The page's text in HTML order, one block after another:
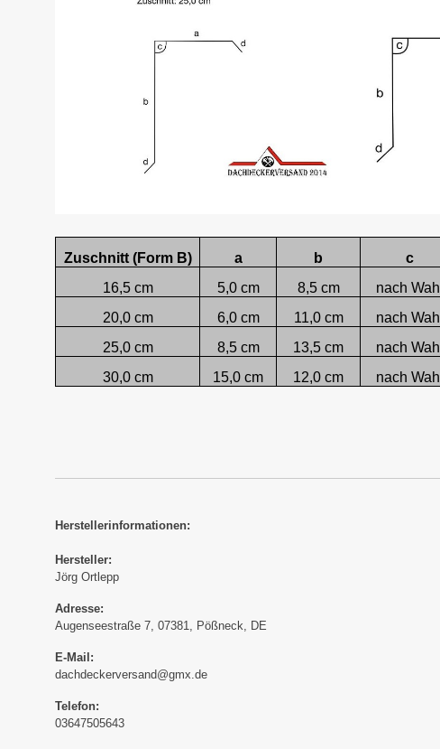
Zuschnitt (Form B) a b c
16,5 cm
5,0 cm 8,5 cm nach Wahl
20,0 cm
6,0 cm 11,0 cm nach Wahl
25,0 cm
8,5 cm 13,5 cm nach Wahl
30,0 cm
15,0 cm 12,0 cm nach Wahl
Herstellerinformationen:
Hersteller:
Jörg Ortlepp
Adresse:
Augenseestraße 7, 07381, Pößneck, DE
E-Mail:
dachdeckerversand@gmx.de
Telefon:
03647505643